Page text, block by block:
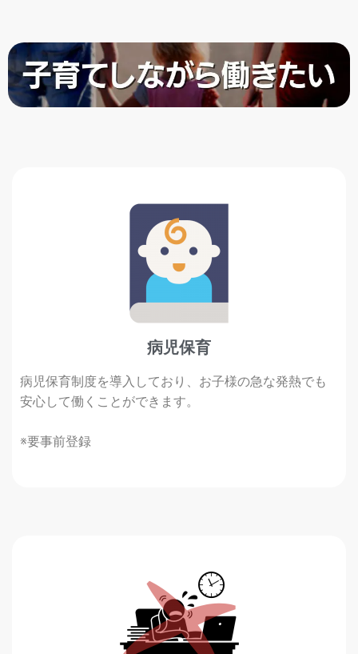
病児保育
病児保育制度を導入しており、お子様の急な発熱でも
安心して働くことができます。
※要事前登録